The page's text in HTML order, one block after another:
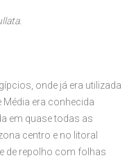
onde já era utilizada
Média era conhecida
em quase todas as
centro e no litoral
de repolho com folhas